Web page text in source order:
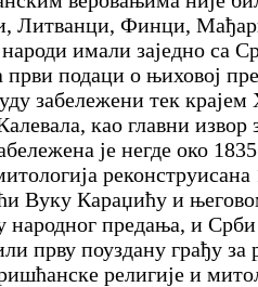
Литванци, Финци,
имали заједно са
први подаци о њиховој
забележени тек
као главни извор
је негде око
реконструисана
Вуку Караџићу и
предања, и Срби
прву поуздану грађу за
религије и